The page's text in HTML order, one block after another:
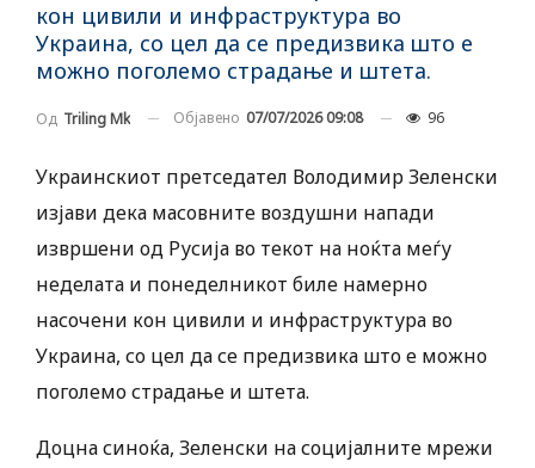
кон цивили и инфраструктура во
Украина, со цел да се предизвика што е
можно поголемо страдање и штета.
Од Triling Mk Објавено 07/07/2026 09:08 96
Украинскиот претседател Володимир Зеленски
изјави дека масовните воздушни напади
извршени од Русија во текот на ноќта меѓу
неделата и понеделникот биле намерно
насочени кон цивили и инфраструктура во
Украина, со цел да се предизвика што е можно
поголемо страдање и штета.
Доцна синоќа, Зеленски на социјалните мрежи